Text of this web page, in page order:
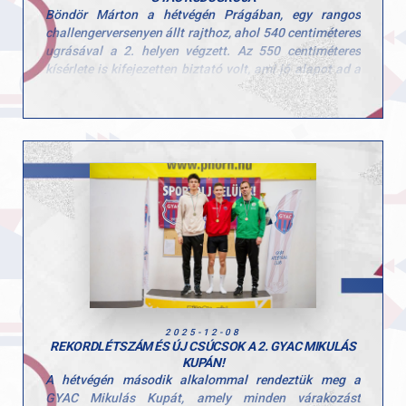
és köszönjük az edzők szakmai munkáját. A
versenyszezon folytatódik, mi pedig ugyanekkora
lendülettel megyünk tovább!
Böndör Márton a hétvégén Prágában, egy rangos
challengerversenyen állt rajthoz, ahol 540 centiméteres
ugrásával a 2. helyen végzett. Az 550 centiméteres
kísérlete is kifejezetten biztató volt, ami jó alapot ad a
folytatáshoz és az idény további kihívásaihoz.
Gratulálunk, Marci, csak így tovább!
2025-12-08
REKORDLÉTSZÁM ÉS ÚJ CSÚCSOK A 2. GYAC MIKULÁS
KUPÁN!
A hétvégén második alkalommal rendeztük meg a
GYAC Mikulás Kupát, amely minden várakozást